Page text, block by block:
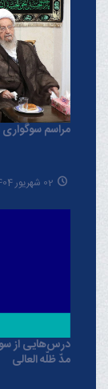
مراسم سوگواری
02 شهریور 1404
درس‌هایی از
مدّ ظلّه العالی